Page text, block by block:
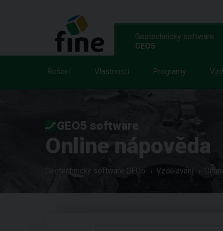
Geotechnický software
GEO5
Řešení Vlastnosti Programy
GEO5 software
Online nápověda
Geotechnický software GEO5 Vzdělávání